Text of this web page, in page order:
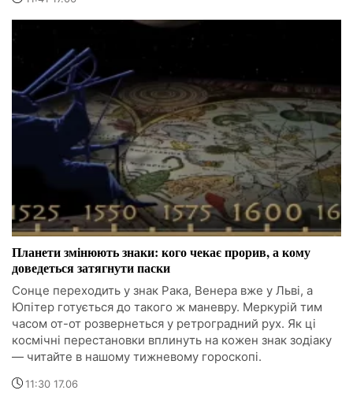
Планети змінюють знаки: кого чекає прорив, а кому
доведеться затягнути паски
Сонце переходить у знак Рака, Венера вже у Льві, а
Юпітер готується до такого ж маневру. Меркурій тим
часом от-от розвернеться у ретроградний рух. Як ці
космічні перестановки вплинуть на кожен знак зодіаку
— читайте в нашому тижневому гороскопі.
11:30 17.06